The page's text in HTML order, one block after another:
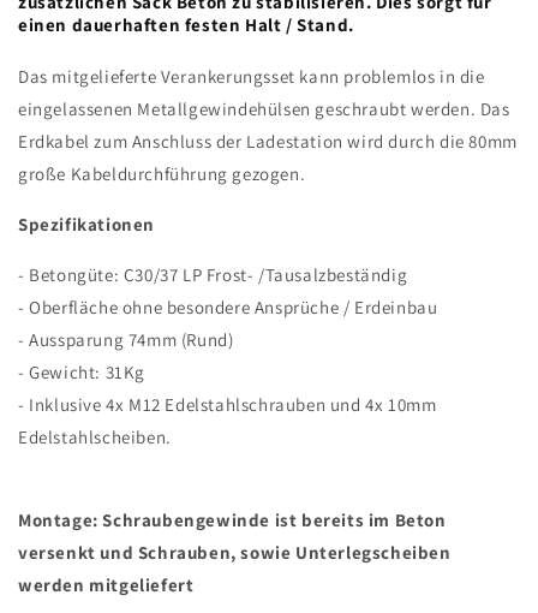
einen dauerhaften festen Halt / Stand.
Das mitgelieferte Verankerungsset kann problemlos in die
eingelassenen Metallgewindehülsen geschraubt werden. Das
Erdkabel zum Anschluss der Ladestation wird durch die 80mm
große Kabeldurchführung gezogen.
Spezifikationen
- Betongüte: C30/37 LP Frost- /Tausalzbeständig
- Oberfläche ohne besondere Ansprüche / Erdeinbau
- Aussparung 74mm (Rund)
- Gewicht: 31Kg
- Inklusive 4x M12 Edelstahlschrauben und 4x 10mm
Edelstahlscheiben.
Montage: Schraubengewinde ist bereits im Beton
versenkt und Schrauben, sowie Unterlegscheiben
werden mitgeliefert